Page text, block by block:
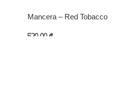
Mancera – Red Tobacco
520,00 ₾